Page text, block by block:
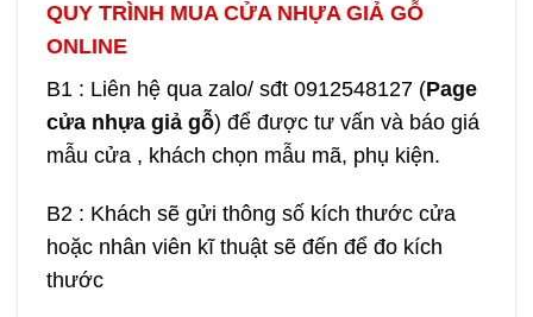
QUY TRÌNH MUA CỬA NHỰA GIẢ GỖ
ONLINE
B1 : Liên hệ qua zalo/ sđt 0912548127 (Page
cửa nhựa giả gỗ) để được tư vấn và báo giá
mẫu cửa , khách chọn mẫu mã, phụ kiện.
B2 : Khách sẽ gửi thông số kích thước cửa
hoặc nhân viên kĩ thuật sẽ đến để đo kích
thước